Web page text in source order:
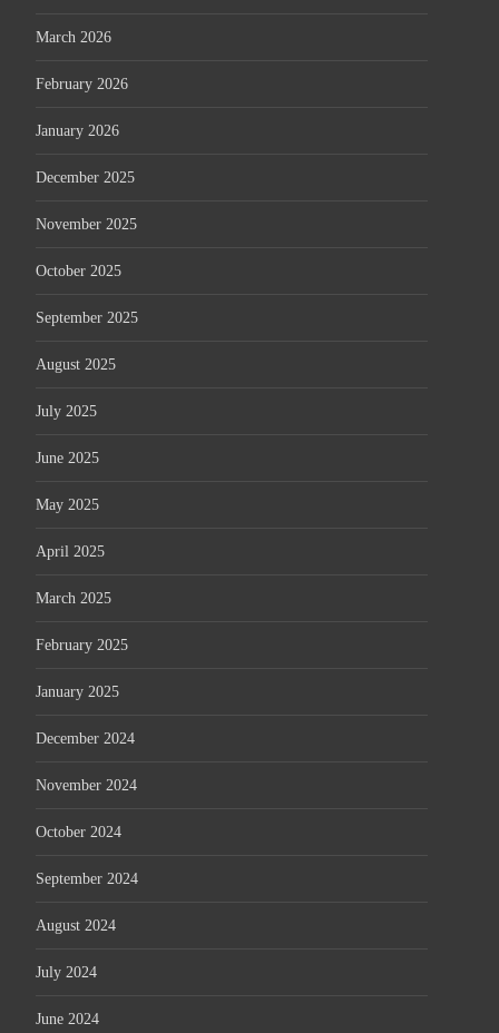
March 2026
February 2026
January 2026
December 2025
November 2025
October 2025
September 2025
August 2025
July 2025
June 2025
May 2025
April 2025
March 2025
February 2025
January 2025
December 2024
November 2024
October 2024
September 2024
August 2024
July 2024
June 2024